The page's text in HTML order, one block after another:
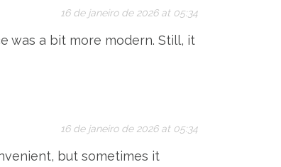
16 de janeiro de 2026 at 05:34
was a bit more modern. Still, it
16 de janeiro de 2026 at 05:34
but sometimes it